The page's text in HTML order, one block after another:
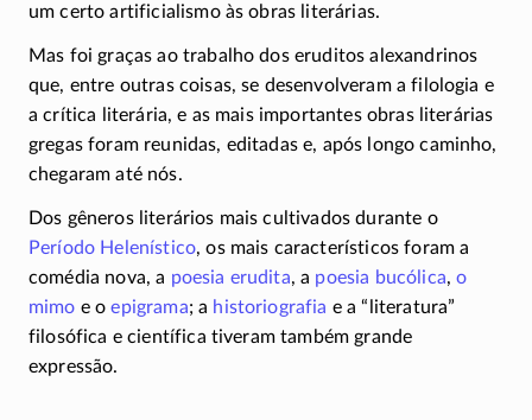
um certo artificialismo às obras literárias.
Mas foi graças ao trabalho dos eruditos alexandrinos
que, entre outras coisas, se desenvolveram a filologia e
a crítica literária, e as mais importantes obras literárias
gregas foram reunidas, editadas e, após longo caminho,
chegaram até nós.
Dos gêneros literários mais cultivados durante o
Período Helenístico, os mais característicos foram a
comédia nova, a poesia erudita, a poesia bucólica,o
mimo e oepigrama; a historiografia e a “literatura”
filosófica e científica tiveram também grande
expressão.